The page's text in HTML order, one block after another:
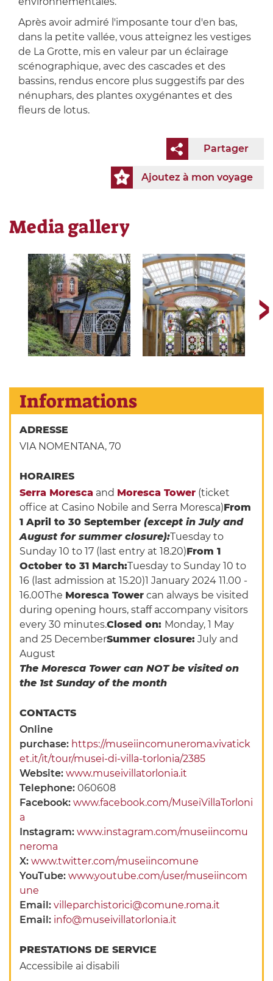
Après avoir admiré l'imposante tour d'en bas,
dans la petite vallée, vous atteignez les vestiges
de La Grotte, mis en valeur par un éclairage
scénographique, avec des cascades et des
bassins, rendus encore plus suggestifs par des
nénuphars, des plantes oxygénantes et des
fleurs de lotus.
Partager
Ajoutez à mon voyage
Media gallery
Informations
ADRESSE
VIA NOMENTANA, 70
HORAIRES
Serra Moresca and Moresca Tower (ticket
office at Casino Nobile and Serra Moresca)From
1 April to 30 September(except in July and
August for summer closure):Tuesday to
Sunday 10 to 17 (last entry at 18.20)From 1
October to 31 March:Tuesday to Sunday 10 to
16 (last admission at 15.20)1 January 2024 11.00 -
16.00The Moresca Tower can always be visited
during opening hours, staff accompany visitors
every 30 minutes.Closed on: Monday, 1 May
and 25 DecemberSummer closure: July and
August
The Moresca Tower can NOT be visited on
the 1st Sunday of the month
CONTACTS
Online
purchase: https://museiincomuneroma.vivatick
et.it/it/tour/musei-di-villa-torlonia/2385
Website:www.museivillatorlonia.it
Telephone:060608
Facebook:www.facebook.com/MuseiVillaTorloni
a
Instagram:www.instagram.com/museiincomu
neroma
X:www.twitter.com/museiincomune
YouTube:www.youtube.com/user/museiincom
une
Email:villeparchistorici@comune.roma.it
Email: info@museivillatorlonia.it
PRESTATIONS DE SERVICE
Accessibile ai disabili